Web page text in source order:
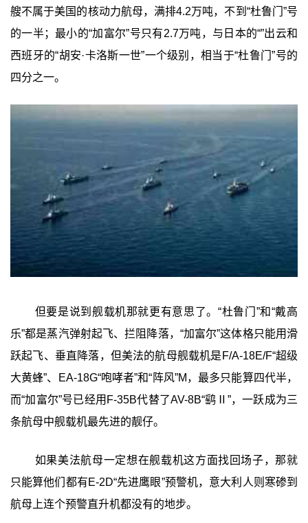
艘不属于美国的核动力航母，满排4.2万吨，不到“杜鲁门”号
的一半；最小的“加富尔”号只有2.7万吨，与日本的“”出云和
西班牙的“胡安·卡洛斯一世”一个级别，相当于“杜鲁门”号的
四分之一。
但要是说到舰载机那就更有意思了。“杜鲁门”和“戴高
乐”都是蒸汽弹射起飞、拦阻降落，“加富尔”这体格只能用滑
跃起飞、垂直降落，但美法的航母舰载机是F/A-18E/F“超级
大黄蜂”、EA-18G“咆哮者”和“阵风”M，最多只能算四代半，
而“加富尔”号已经用F-35B代替了AV-8B“鹞Ⅱ”，一跃成为三
条航母中舰载机最先进的靓仔。
如果美法航母一定想在舰载机这方面找回场子，那就
只能算他们都有E-2D“先进鹰眼”预警机，意大利人则寒碜到
航母上连个预警直升机都没有的地步。